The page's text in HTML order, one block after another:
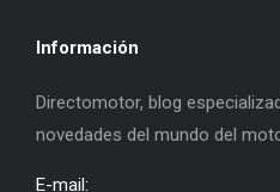
Información
Directomotor, blog
novedades del mundo del
E-mail: